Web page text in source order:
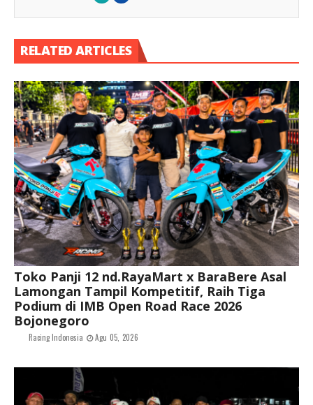
RELATED ARTICLES
Toko Panji 12 nd.RayaMart x BaraBere Asal
Lamongan Tampil Kompetitif, Raih Tiga
Podium di IMB Open Road Race 2026
Bojonegoro
Racing Indonesia Agu 05, 2026